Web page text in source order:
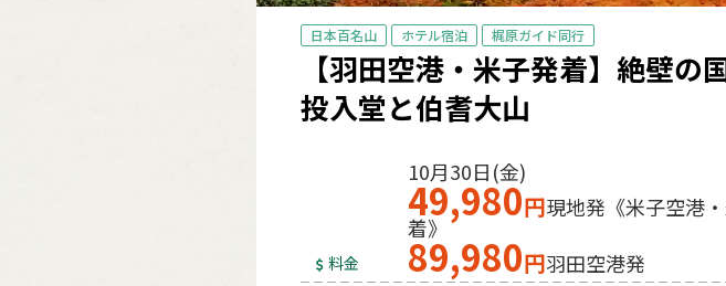
日本百名山 ホテル宿泊 梶原ガイド同行
【羽田空港・米子発着】絶壁
投入堂と伯耆大山
料金
10月30日(金)
49,980円現地発《米子空港
着》
89,980円羽田空港発